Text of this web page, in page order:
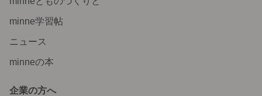
minne学習帖
ニュース
minneの本
企業の方へ